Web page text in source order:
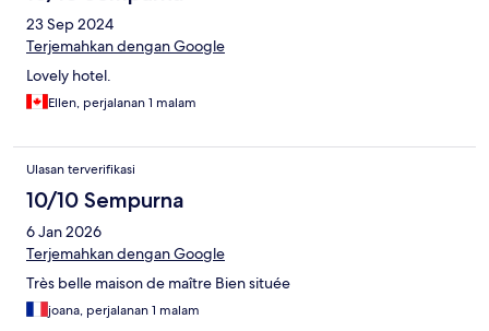
23 Sep 2024
Terjemahkan dengan Google
Lovely hotel.
Ellen, perjalanan 1 malam
Ulasan terverifikasi
10/10 Sempurna
6 Jan 2026
Terjemahkan dengan Google
Très belle maison de maître Bien située
joana, perjalanan 1 malam